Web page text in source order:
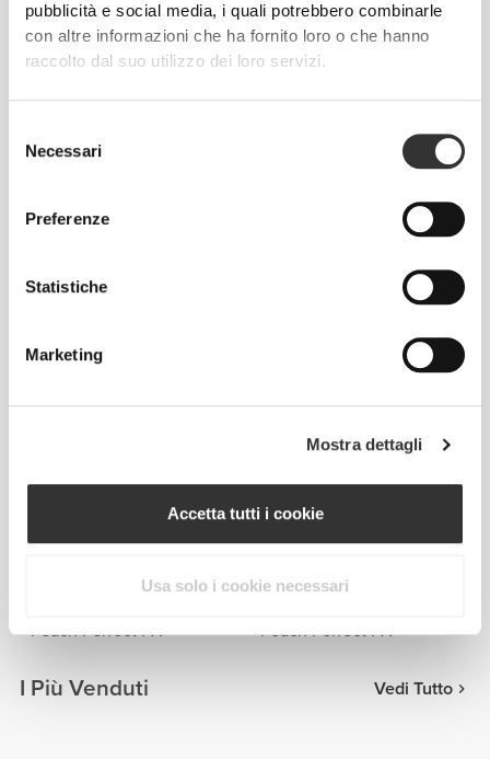
pubblicità e social media, i quali potrebbero combinarle
con altre informazioni che ha fornito loro o che hanno
raccolto dal suo utilizzo dei loro servizi.
delNecessari
Preferenze
Statistiche
Marketing
Mostra dettagli
Accetta tutti i cookie
Usa solo i cookie necessari
Sta bene con
€29.99
Lunghe Peach Perfect FX
Glitter
Prodotti simili Vedi Tutto
€29.99€49.99 40%
Leggings a vita alta Peach
€29.99€49.99 40%
Leggings a vita regolare
€59.99 40%
Peach Perfect FX
€35.99€59.99
Peach Perfect FX
I Più Venduti Vedi Tutto